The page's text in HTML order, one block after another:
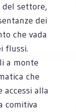
settore,
dei
che vada
flussi.
a monte
che
accessi alla
comitiva